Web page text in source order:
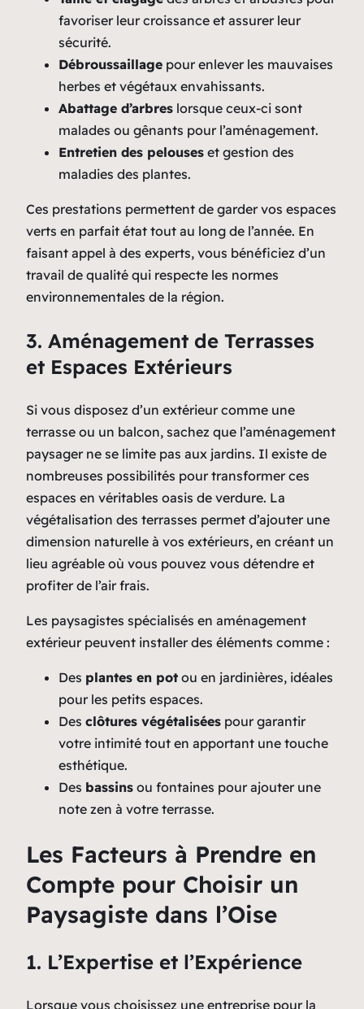
favoriser leur croissance et assurer leur
sécurité.
Débroussaillage pour enlever les mauvaises
herbes et végétaux envahissants.
Abattage d’arbres lorsque ceux-ci sont
malades ou gênants pour l’aménagement.
Entretien des pelouses et gestion des
maladies des plantes.
Ces prestations permettent de garder vos espaces
verts en parfait état tout au long de l’année. En
faisant appel à des experts, vous bénéficiez d’un
travail de qualité qui respecte les normes
environnementales de la région.
3. Aménagement de Terrasses
et Espaces Extérieurs
Si vous disposez d’un extérieur comme une
terrasse ou un balcon, sachez que l’aménagement
paysager ne se limite pas aux jardins. Il existe de
nombreuses possibilités pour transformer ces
espaces en véritables oasis de verdure. La
végétalisation des terrasses permet d’ajouter une
dimension naturelle à vos extérieurs, en créant un
lieu agréable où vous pouvez vous détendre et
profiter de l’air frais.
Les paysagistes spécialisés en aménagement
extérieur peuvent installer des éléments comme :
Des plantes en pot ou en jardinières, idéales
pour les petits espaces.
Des clôtures végétalisées pour garantir
votre intimité tout en apportant une touche
esthétique.
Des bassins ou fontaines pour ajouter une
note zen à votre terrasse.
Les Facteurs à Prendre en
Compte pour Choisir un
Paysagiste dans l’Oise
1. L’Expertise et l’Expérience
Lorsque vous choisissez une entreprise pour la